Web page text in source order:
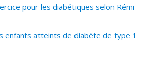
pour les diabétiques selon Rémi
enfants atteints de diabète de type 1